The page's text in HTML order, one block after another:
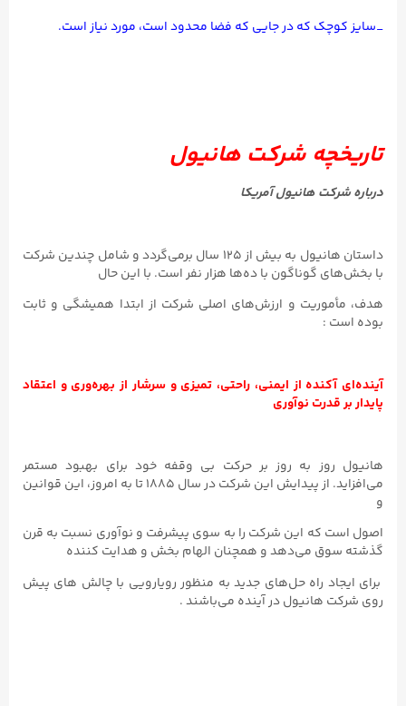
_سایز کوچک که در جایی که فضا محدود است، مورد نیاز است.
تاریخچه شرکت هانیول
درباره شرکت هانیول آمریکا
داستان هانیول به بیش از ۱۲۵ سال برمی‌گردد و شامل چندین شرکت
با بخش‌های گوناگون با ده‌ها هزار نفر است. با این حال
هدف، مأموریت و ارزش‌های اصلی شرکت از ابتدا همیشگی و ثابت
بوده است :
آینده‌ای آکنده از ایمنی، راحتی، تمیزی و سرشار از بهره‌وری و اعتقاد
پایدار بر قدرت نوآوری
هانیول روز به روز بر حرکت بی وقفه خود برای بهبود مستمر
می‌افزاید. از پیدایش این شرکت در سال ۱۸۸۵ تا به امروز، این قوانین
و
اصول است که این شرکت را به سوی پیشرفت و نوآوری نسبت به قرن
گذشته سوق می‌دهد و همچنان الهام بخش و هدایت کننده
برای ایجاد راه حل‌های جدید به منظور رویارویی با چالش‌ های پیش
روی شرکت هانیول در آینده می‌باشند .